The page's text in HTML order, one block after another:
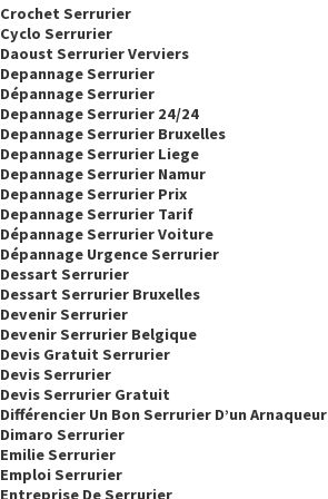
Crochet Serrurier
Cyclo Serrurier
Daoust Serrurier Verviers
Depannage Serrurier
Dépannage Serrurier
Depannage Serrurier 24/24
Depannage Serrurier Bruxelles
Depannage Serrurier Liege
Depannage Serrurier Namur
Depannage Serrurier Prix
Depannage Serrurier Tarif
Dépannage Serrurier Voiture
Dépannage Urgence Serrurier
Dessart Serrurier
Dessart Serrurier Bruxelles
Devenir Serrurier
Devenir Serrurier Belgique
Devis Gratuit Serrurier
Devis Serrurier
Devis Serrurier Gratuit
Différencier Un Bon Serrurier D’un Arnaqueur
Dimaro Serrurier
Emilie Serrurier
Emploi Serrurier
Entreprise De Serrurier